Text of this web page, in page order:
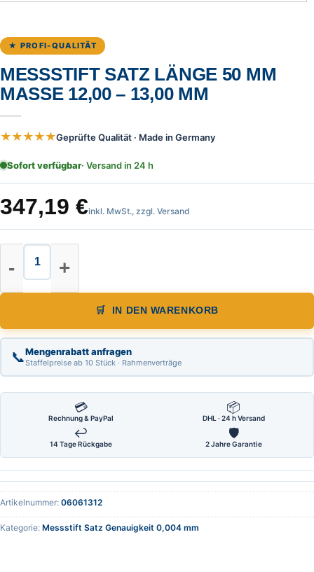
★ PROFI-QUALITÄT
MESSSTIFT SATZ LÄNGE 50 MM
MASSE 12,00 – 13,00 MM
★★★★★Geprüfte Qualität · Made in Germany
Sofort verfügbar· Versand in 24 h
347,19 €inkl. MwSt., zzgl. Versand
Messstift Satz Länge 50 mm Maße
IN DEN WARENKORB
📞Mengenrabatt anfragen
Staffelpreise ab 10 Stück · Rahmenverträge
💳
Rechnung & PayPal
📦
DHL · 24 h Versand
↩
14 Tage Rückgabe
🛡
2 Jahre Garantie
Artikelnummer: 06061312
Kategorie: Messstift Satz Genauigkeit 0,004 mm